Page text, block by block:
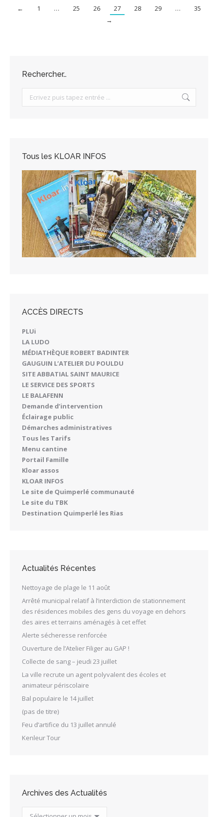
← 1 … 25 26 27 28 29 …
35
→
Rechercher…
Tous les KLOAR INFOS
ACCÈS DIRECTS
PLUi
LA LUDO
MÉDIATHÈQUE ROBERT BADINTER
GAUGUIN L’ATELIER DU POULDU
SITE ABBATIAL SAINT MAURICE
LE SERVICE DES SPORTS
LE BALAFENN
Demande d’intervention
Éclairage public
Démarches administratives
Tous les Tarifs
Menu cantine
Portail Famille
Kloar assos
KLOAR INFOS
Le site de Quimperlé communauté
Le site du TBK
Destination Quimperlé les Rias
Actualités Récentes
Nettoyage de plage le 11 août
Arrêté municipal relatif à l’interdiction de stationnement
des résidences mobiles des gens du voyage en dehors
des aires et terrains aménagés à cet effet
Alerte sécheresse renforcée
Ouverture de l’Atelier Filiger au GAP !
Collecte de sang – jeudi 23 juillet
La ville recrute un agent polyvalent des écoles et
animateur périscolaire
Bal populaire le 14 juillet
(pas de titre)
Feu d’artifice du 13 juillet annulé
Kenleur Tour
Archives des Actualités
Archives